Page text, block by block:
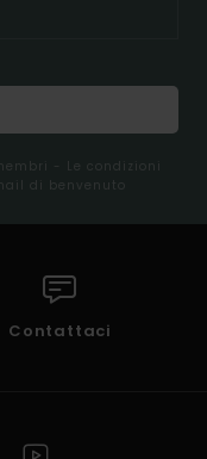
- Le condizioni
di benvenuto
Contattaci